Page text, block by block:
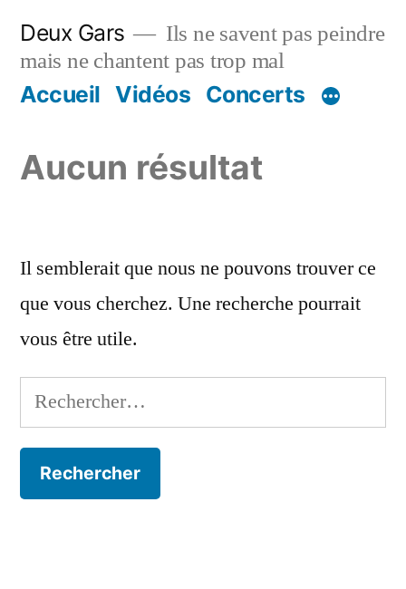
contenu
Deux Gars
Ils ne savent pas peindre
mais ne chantent pas trop mal
Accueil Vidéos Concerts
Aucun résultat
Il semblerait que nous ne pouvons trouver ce
que vous cherchez. Une recherche pourrait
vous être utile.
Rechercher :